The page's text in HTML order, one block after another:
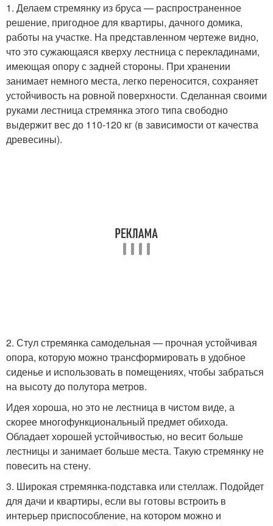
1. Делаем стремянку из бруса — распространенное
решение, пригодное для квартиры, дачного домика,
работы на участке. На представленном чертеже видно,
что это сужающаяся кверху лестница с перекладинами,
имеющая опору с задней стороны. При хранении
занимает немного места, легко переносится, сохраняет
устойчивость на ровной поверхности. Сделанная своими
руками лестница стремянка этого типа свободно
выдержит вес до 110-120 кг (в зависимости от качества
древесины).
2. Стул стремянка самодельная — прочная устойчивая
опора, которую можно трансформировать в удобное
сиденье и использовать в помещениях, чтобы забраться
на высоту до полутора метров.
Идея хороша, но это не лестница в чистом виде, а
скорее многофункциональный предмет обихода.
Обладает хорошей устойчивостью, но весит больше
лестницы и занимает больше места. Такую стремянку не
повесить на стену.
3. Широкая стремянка-подставка или стеллаж. Подойдет
для дачи и квартиры, если вы готовы встроить в
интерьер приспособление, на котором можно и